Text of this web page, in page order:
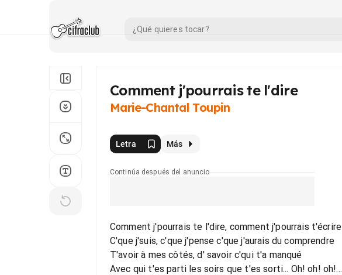
Comment j'pourrais te l'dire
Marie-Chantal Toupin
Letra Más
Continúa después del anuncio
Comment j'pourrais te l'dire, comment j'pourrais t'écrire
C'que j'suis, c'que j'pense c'que j'aurais du comprendre
T'avoir à mes côtés, d' savoir c'qui t'a manqué
Avec qui t'es parti les soirs que t'es sorti... Oh! oh! oh!...